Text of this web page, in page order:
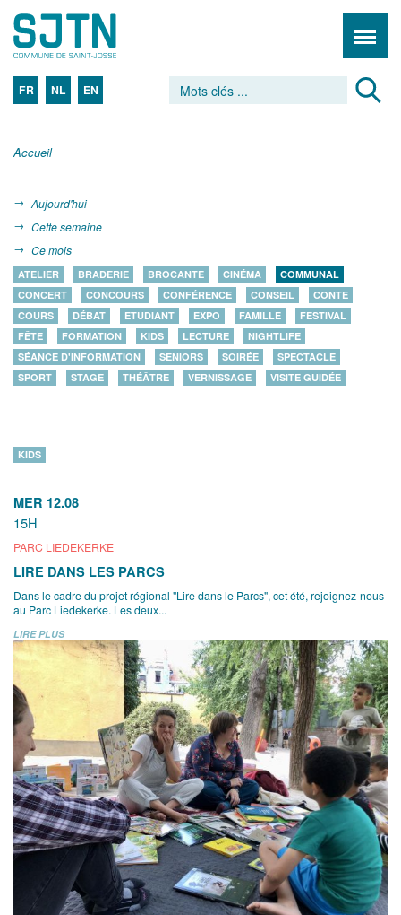
FR NL EN
Accueil
Aujourd'hui
Cette semaine
Ce mois
ATELIER BRADERIE BROCANTE CINÉMA
COMMUNAL
CONCERT
CONCOURS CONFÉRENCE CONSEIL
CONTE
COURS
DÉBAT ETUDIANT EXPO FAMILLE
FESTIVAL
FÊTE
FORMATION KIDS LECTURE
NIGHTLIFE
SÉANCE D'INFORMATION
SENIORS SOIRÉE
SPECTACLE
SPORT
STAGE THÉÂTRE VERNISSAGE VISITE GUIDÉE
MER 12.08
15H
PARC LIEDEKERKE
KIDS
LIRE DANS LES PARCS
Dans le cadre du projet régional "Lire dans le Parcs", cet été, rejoignez-nous
au Parc Liedekerke. Les deux...
LIRE PLUS